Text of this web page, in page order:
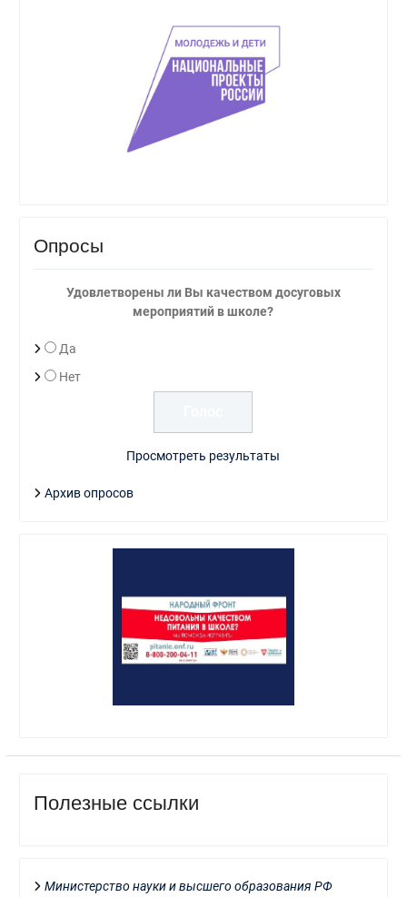
Опросы
Удовлетворены ли Вы качеством досуговых
мероприятий в школе?
Да
Нет
Просмотреть результаты
Архив опросов
Полезные ссылки
Министерство науки и высшего образования РФ